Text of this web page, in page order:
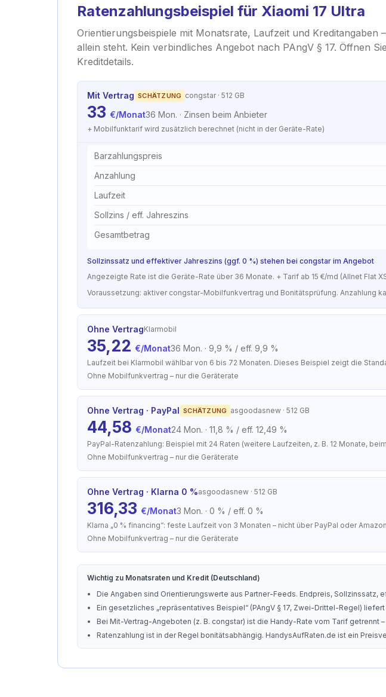
Ratenzahlungsbeispiel für Xiaomi 17 Ultra
Orientierungsbeispiele mit Monatsrate, Laufzeit und Kreditangaben
allein steht. Kein verbindliches Angebot nach PAngV § 17. Öffnen
Kreditdetails.
Mit Vertrag SCHÄTZUNG congstar· 512 GB
33 €/Monat36 Mon. · Zinsen beim Anbieter
+ Mobilfunktarif wird zusätzlich berechnet (nicht in der Geräte-Rate)
Barzahlungspreis
Anzahlung
Laufzeit
Sollzins / eff. Jahreszins
Gesamtbetrag
Sollzinssatz und effektiver Jahreszins (ggf. 0 %) stehen bei congstar im Angebot
Angezeigte Rate ist die Geräte-Rate über 36 Monate. + Tarif ab 15 €/md (Allnet Flat
Voraussetzung: aktiver congstar-Mobilfunkvertrag und Bonitätsprüfung. Anzahlung
Ohne VertragKlarmobil
35,22 €/Monat36 Mon. · 9,9 % / eff. 9,9 %
Laufzeit bei Klarmobil wählbar von 6 bis 72 Monaten. Dieses Beispiel zeigt die
Ohne Mobilfunkvertrag – nur die Geräterate
Ohne Vertrag · PayPal SCHÄTZUNG asgoodasnew · 512 GB
44,58 €/Monat24 Mon. · 11,8 % / eff. 12,49 %
PayPal-Ratenzahlung: Beispiel mit 24 Raten (weitere Laufzeiten, z. B. 12 Monate,
Ohne Mobilfunkvertrag – nur die Geräterate
Ohne Vertrag · Klarna 0 %asgoodasnew · 512 GB
316,33 €/Monat3 Mon. · 0 % / eff. 0 %
Klarna „0 % financing“: feste Laufzeit von 3 Monaten – nicht über PayPal oder
Ohne Mobilfunkvertrag – nur die Geräterate
Wichtig zu Monatsraten und Kredit (Deutschland)
Die Angaben sind Orientierungswerte aus Partner-Feeds. Endpreis,
Ein gesetzliches „repräsentatives Beispiel“ (PAngV § 17, Zwei-Drittel-Regel)
Bei Mit-Vertrag-Angeboten (z. B. congstar) ist die Handy-Rate vom Tarif getrennt
Ratenzahlung ist in der Regel bonitätsabhängig. HandysAufRaten.de ist ein